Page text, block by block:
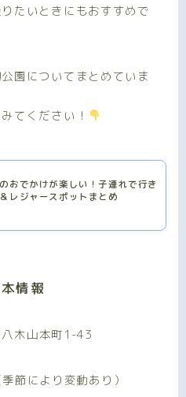
たいときにもおすすめで
園についてまとめていま
てください！
おでかけが楽しい！子連れで行き
レジャースポットまとめ
情報
八木山本町1-43
節により変動あり）